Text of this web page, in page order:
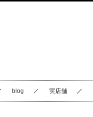
blog 実店舗